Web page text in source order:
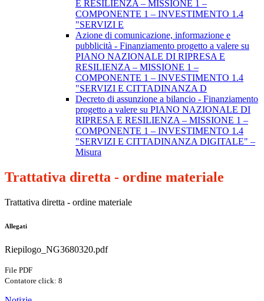
E RESILIENZA – MISSIONE 1 –
COMPONENTE 1 – INVESTIMENTO 1.4
"SERVIZI E
Azione di comunicazione, informazione e
pubblicità - Finanziamento progetto a valere su
PIANO NAZIONALE DI RIPRESA E
RESILIENZA – MISSIONE 1 –
COMPONENTE 1 – INVESTIMENTO 1.4
"SERVIZI E CITTADINANZA D
Decreto di assunzione a bilancio - Finanziamento
progetto a valere su PIANO NAZIONALE DI
RIPRESA E RESILIENZA – MISSIONE 1 –
COMPONENTE 1 – INVESTIMENTO 1.4
"SERVIZI E CITTADINANZA DIGITALE" –
Misura
Trattativa diretta - ordine materiale
Trattativa diretta - ordine materiale
Allegati
Riepilogo_NG3680320.pdf
File PDF
Contatore click: 8